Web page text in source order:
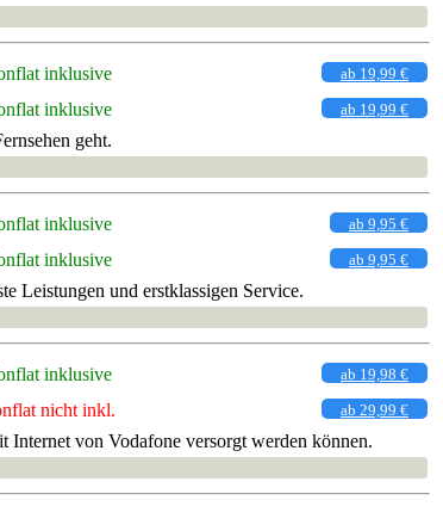
inklusive ab 19,99 €
inklusive ab 19,99 €
geht.
inklusive ab 9,95 €
inklusive ab 9,95 €
Leistungen und erstklassigen Service.
inklusive ab 19,98 €
nicht inkl. ab 29,99 €
von Vodafone versorgt werden können.